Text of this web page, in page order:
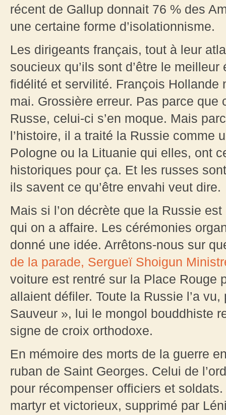
récent de Gallup donnait 76 % des
une certaine forme d’isolationnisme.
Les dirigeants français, tout à leur
soucieux qu’ils sont d’être le
fidélité et servilité. François Hollande
mai. Grossière erreur. Pas parce que
Russe, celui-ci s’en moque. Mais
l’histoire, il a traité la Russie comme
Pologne ou la Lituanie qui elles, ont
historiques pour ça. Et les russes
ils savent ce qu’être envahi veut dire.
Mais si l’on décrète que la Russie
qui on a affaire. Les cérémonies
donné une idée. Arrêtons-nous sur
de la parade, Sergueï Shoigun
voiture est rentré sur la Place Rouge
allaient défiler. Toute la Russie l’a
Sauveur », lui le mongol bouddhiste
signe de croix orthodoxe.
En mémoire des morts de la guerre
ruban de Saint Georges. Celui de
pour récompenser officiers et
martyr et victorieux, supprimé par